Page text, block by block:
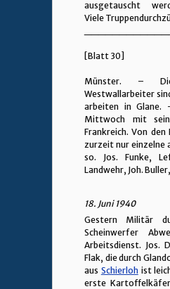
ausgetauscht
Viele
[Blatt 30]
Münster. –
Westwallarbeiter
arbeiten in Glane.
Mittwoch mit
Frankreich. Von
zurzeit nur einzelne
so. Jos. Funke,
Landwehr, Joh. Buller,
18. Juni 1940
Gestern Militär
Scheinwerfer
Arbeitsdienst. Jos.
Flak, die durch
aus Schierlohist
erste